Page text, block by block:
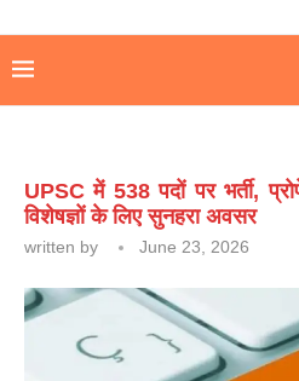
UPSC में 538 पदों पर भर्ती,
विशेषज्ञों के लिए सुनहरा अवसर
written by June 23, 2026